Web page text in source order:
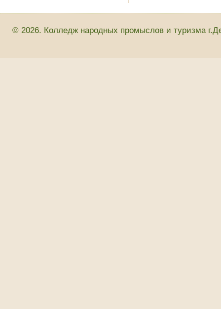
© 2026. Колледж народных промыслов и туризма